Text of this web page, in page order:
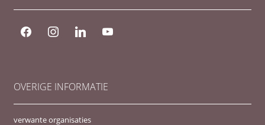
facebook instagramlinkedin youtube
OVERIGE INFORMATIE
verwante organisaties